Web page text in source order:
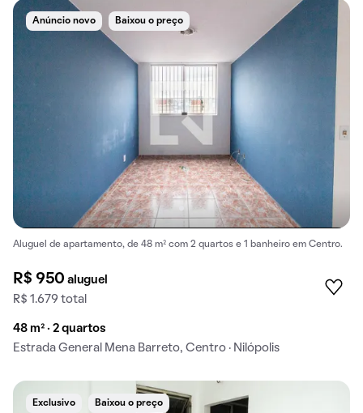
Anúncio novo Baixou o preço
Aluguel de apartamento, de 48 m² com 2 quartos e 1 banheiro em Centro.
R$ 950aluguel
R$ 1.679 total
48 m² · 2 quartos
Estrada General Mena Barreto, Centro · Nilópolis
Exclusivo Baixou o preço